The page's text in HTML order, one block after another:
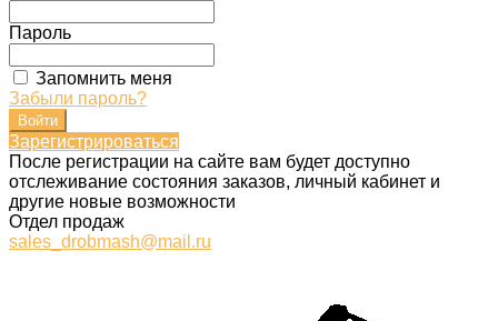
Пароль
Запомнить меня
Забыли пароль?
Зарегистрироваться
После регистрации на сайте вам будет доступно
отслеживание состояния заказов, личный кабинет и
другие новые возможности
Отдел продаж
sales_drobmash@mail.ru